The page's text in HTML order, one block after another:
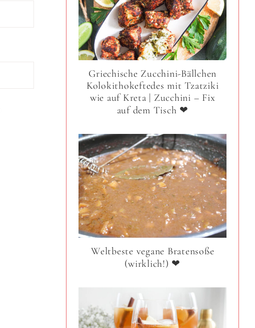
Griechische Zucchini-Bällchen
Kolokithokeftedes mit Tzatziki
wie auf Kreta | Zucchini – Fix
auf dem Tisch ❤
Weltbeste vegane Bratensoße
(wirklich!) ❤